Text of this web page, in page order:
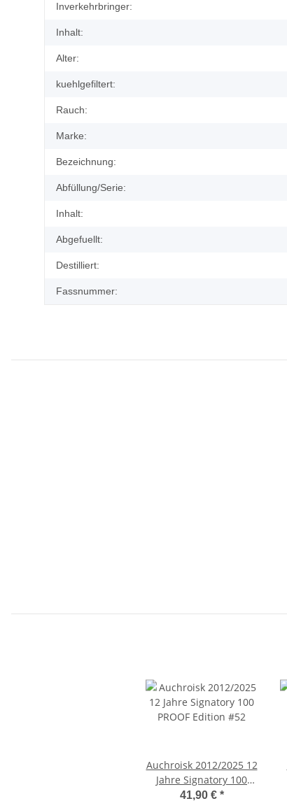
Inverkehrbringer:
Inhalt:
Alter:
kuehlgefiltert:
Rauch:
Marke:
Bezeichnung:
Abfüllung/Serie:
Inhalt:
Abgefuellt:
Destilliert:
Fassnummer:
Auchroisk 2012/2025 12
Jahre Signatory 100
PROOF Edition #52
41,90 € *